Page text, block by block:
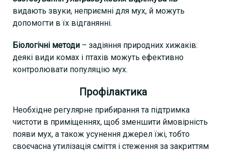
видають звуки, неприємні для мух, й можуть
допомогти в їх відганянні.
Біологічні методи– задіяння природних хижаків:
деякі види комах і птахів можуть ефективно
контролювати популяцію мух.
Профілактика
Необхідне регулярне прибирання та підтримка
чистоти в приміщеннях, щоб зменшити ймовірність
появи мух, а також усунення джерел їжі, тобто
своєчасна утилізація сміття і стеження за закриттям